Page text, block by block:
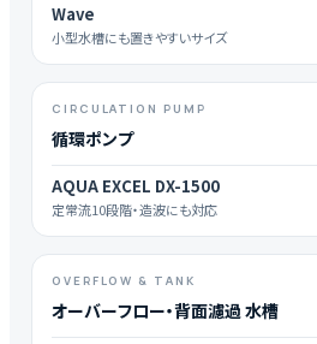
Wave
小型水槽にも置きやすいサイズ
CIRCULATION PUMP
循環ポンプ
AQUA EXCEL DX-1500
定常流10段階・造波にも対応
OVERFLOW & TANK
オーバーフロー・背面濾過 水槽